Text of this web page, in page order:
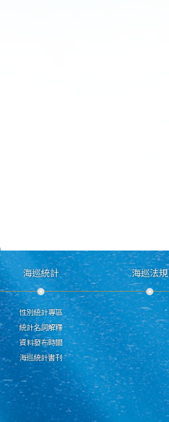
海巡統計
性別統計專區
統計名詞解釋
資料發布時間
海巡統計書刊
海巡法規